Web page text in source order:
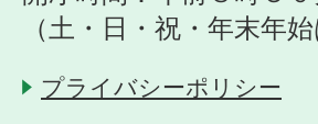
（土・日・祝・年末年始
プライバシーポリシー